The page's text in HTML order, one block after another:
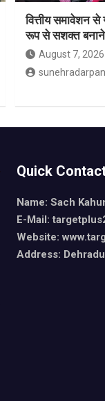
वित्तीय समावेशन
रूप से सशक्त बनाने
August 7, 2026
Quick
Name: Sach
E-Mail:
Website:
Address: